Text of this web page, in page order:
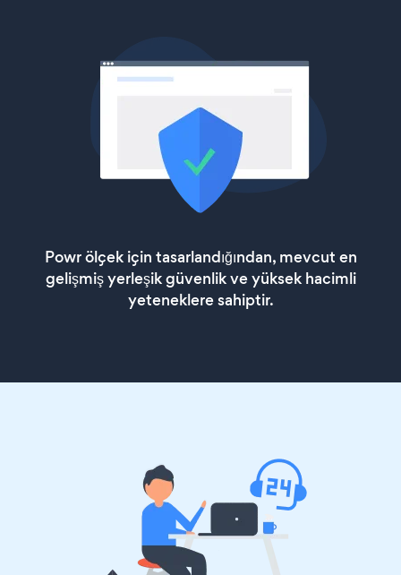
Powr ölçek için tasarlandığından, mevcut en
gelişmiş yerleşik güvenlik ve yüksek hacimli
yeteneklere sahiptir.